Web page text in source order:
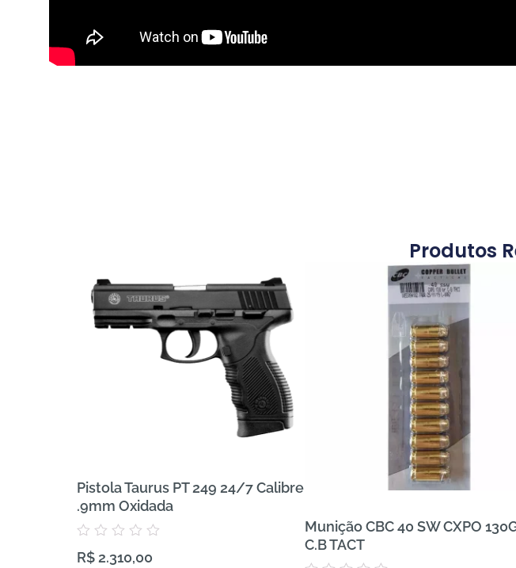
Produtos
Pistola Taurus PT 249 24/7 Calibre
.9mm Oxidada
Avaliação
0
R$ 2.310,00
Munição CBC 40 SW CXPO
C.B TACT